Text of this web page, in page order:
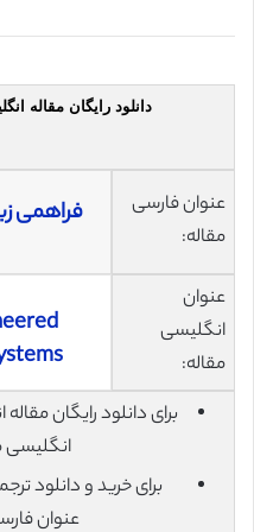
دانلود رایگان مقاله
عنوان فارسی
مقاله:
فراهمی
عنوان
انگلیسی
مقاله:
انگلیسی
برای خرید و دانلود
عنوان